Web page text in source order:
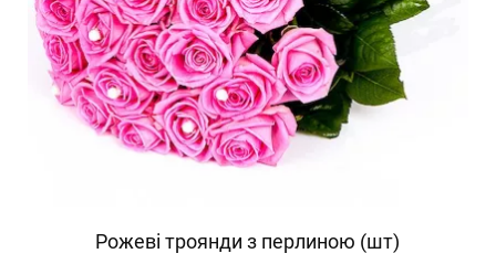
Рожеві троянди з перлиною (шт)